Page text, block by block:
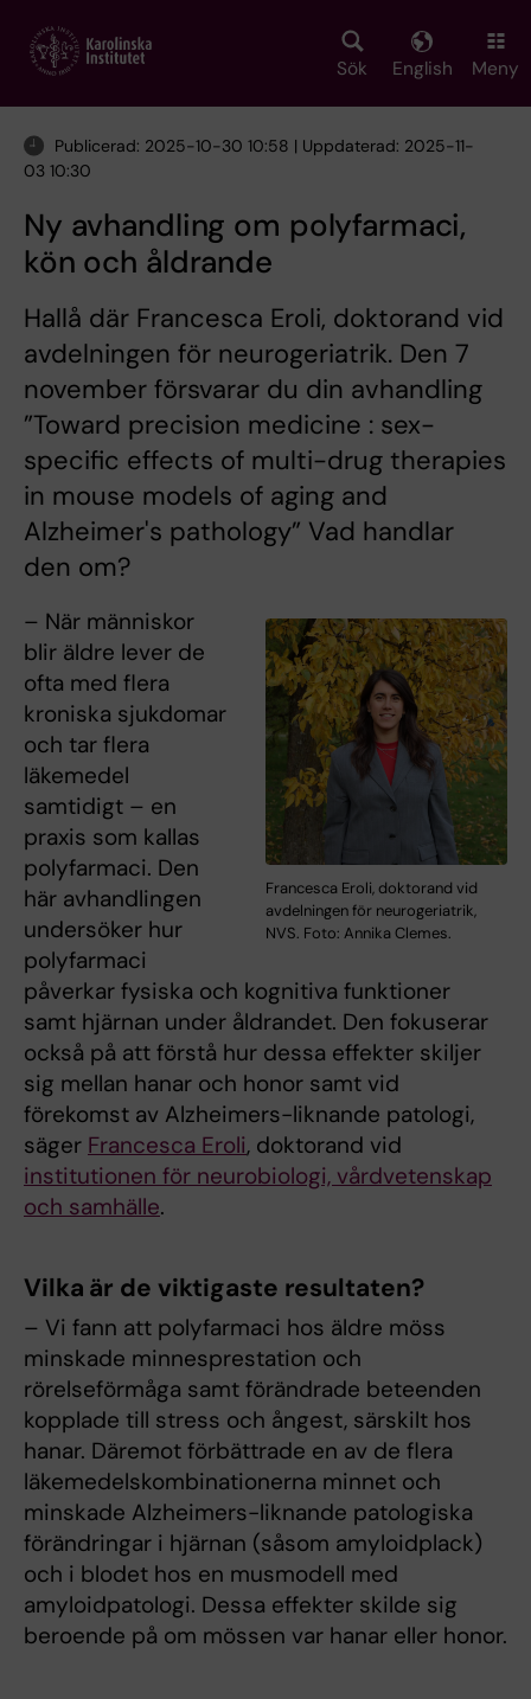
main
Sök English Meny
Publicerad: 2025-10-30 10:58 | Uppdaterad: 2025-11-
03 10:30
Ny avhandling om polyfarmaci,
kön och åldrande
Hallå där Francesca Eroli, doktorand vid
avdelningen för neurogeriatrik. Den 7
november försvarar du din avhandling
”Toward precision medicine : sex-
specific effects of multi-drug therapies
in mouse models of aging and
Alzheimer's pathology” Vad handlar
den om?
Francesca Eroli, doktorand vid
avdelningen för neurogeriatrik,
NVS. Foto: Annika Clemes.
– När människor
blir äldre lever de
ofta med flera
kroniska sjukdomar
och tar flera
läkemedel
samtidigt – en
praxis som kallas
polyfarmaci. Den
här avhandlingen
undersöker hur
polyfarmaci
påverkar fysiska och kognitiva funktioner
samt hjärnan under åldrandet. Den fokuserar
också på att förstå hur dessa effekter skiljer
sig mellan hanar och honor samt vid
förekomst av Alzheimers-liknande patologi,
säger Francesca Eroli, doktorand vid
institutionen för neurobiologi, vårdvetenskap
och samhälle.
Vilka är de viktigaste resultaten?
– Vi fann att polyfarmaci hos äldre möss
minskade minnesprestation och
rörelseförmåga samt förändrade beteenden
kopplade till stress och ångest, särskilt hos
hanar. Däremot förbättrade en av de flera
läkemedelskombinationerna minnet och
minskade Alzheimers-liknande patologiska
förändringar i hjärnan (såsom amyloidplack)
och i blodet hos en musmodell med
amyloidpatologi. Dessa effekter skilde sig
beroende på om mössen var hanar eller honor.